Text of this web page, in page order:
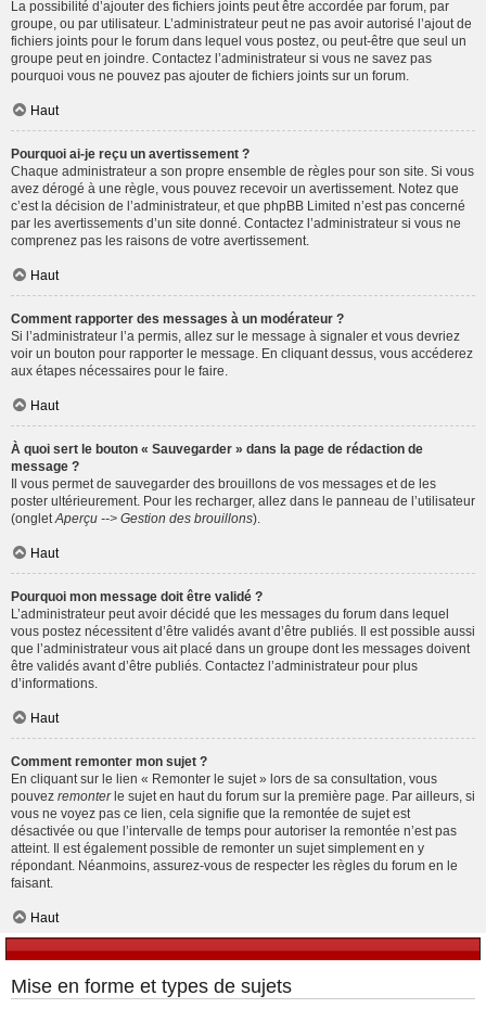
La possibilité d’ajouter des fichiers joints peut être accordée par forum, par
groupe, ou par utilisateur. L’administrateur peut ne pas avoir autorisé l’ajout de
fichiers joints pour le forum dans lequel vous postez, ou peut-être que seul un
groupe peut en joindre. Contactez l’administrateur si vous ne savez pas
pourquoi vous ne pouvez pas ajouter de fichiers joints sur un forum.
Haut
Pourquoi ai-je reçu un avertissement ?
Chaque administrateur a son propre ensemble de règles pour son site. Si vous
avez dérogé à une règle, vous pouvez recevoir un avertissement. Notez que
c’est la décision de l’administrateur, et que phpBB Limited n’est pas concerné
par les avertissements d’un site donné. Contactez l’administrateur si vous ne
comprenez pas les raisons de votre avertissement.
Haut
Comment rapporter des messages à un modérateur ?
Si l’administrateur l’a permis, allez sur le message à signaler et vous devriez
voir un bouton pour rapporter le message. En cliquant dessus, vous accéderez
aux étapes nécessaires pour le faire.
Haut
À quoi sert le bouton « Sauvegarder » dans la page de rédaction de
message ?
Il vous permet de sauvegarder des brouillons de vos messages et de les
poster ultérieurement. Pour les recharger, allez dans le panneau de l’utilisateur
(onglet Aperçu --> Gestion des brouillons).
Haut
Pourquoi mon message doit être validé ?
L’administrateur peut avoir décidé que les messages du forum dans lequel
vous postez nécessitent d’être validés avant d’être publiés. Il est possible aussi
que l’administrateur vous ait placé dans un groupe dont les messages doivent
être validés avant d’être publiés. Contactez l’administrateur pour plus
d’informations.
Haut
Comment remonter mon sujet ?
En cliquant sur le lien « Remonter le sujet » lors de sa consultation, vous
pouvez remonterle sujet en haut du forum sur la première page. Par ailleurs, si
vous ne voyez pas ce lien, cela signifie que la remontée de sujet est
désactivée ou que l’intervalle de temps pour autoriser la remontée n’est pas
atteint. Il est également possible de remonter un sujet simplement en y
répondant. Néanmoins, assurez-vous de respecter les règles du forum en le
faisant.
Haut
Mise en forme et types de sujets